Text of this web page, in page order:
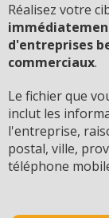
Réalisez votre
d'entreprises
commerciaux.
Le fichier que
inclut les
l'entreprise,
postal, ville,
téléphone